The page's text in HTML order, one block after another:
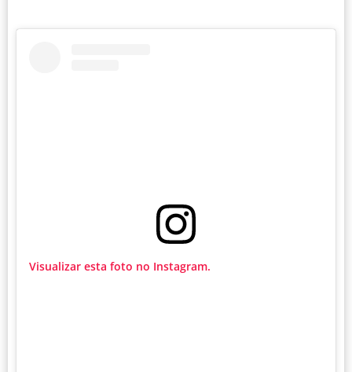
Visualizar esta foto no Instagram.